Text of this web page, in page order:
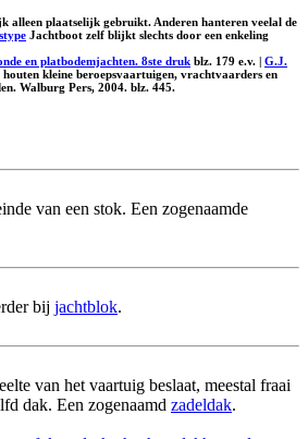
alleen plaatselijk gebruikt. Anderen hanteren veelal de
Jachtboot zelf blijkt slechts door een enkeling
en platbodemjachten. 8ste druk blz. 179 e.v. | G.J.
houten kleine beroepsvaartuigen, vrachtvaarders en
Walburg Pers, 2004. blz. 445.
van een stok. Een zogenaamde
bij jachtblok.
van het vaartuig beslaat, meestal fraai
dak. Een zogenaamd zadeldak.